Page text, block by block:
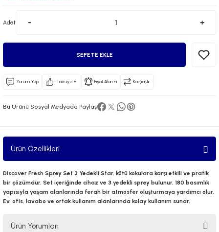
Esansiyel Aroma Difüzörü
Adet
SEPETE EKLE
Yorum Yap Tavsiye Et Fiyat Alarmı Karşılaştır
Bu Ürünü Sosyal Medyada Paylaş
Ürün Özellikleri
Discover Fresh Sprey Set 3 Yedekli Star, kötü kokulara karşı etkili ve pratik
bir çözümdür. Set içeriğinde cihaz ve 3 yedekli sprey bulunur. 180 basımlık
yapısıyla yaşam alanlarında ferah bir atmosfer oluşturmaya yardımcı olur.
Ev, ofis, lavabo ve ortak kullanım alanlarında kolay kullanım sunar.
Ürün Yorumları